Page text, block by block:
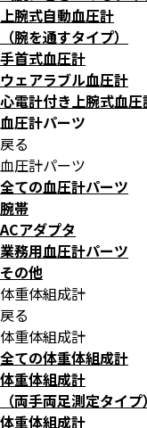
上腕式自動血圧計
（腕を通すタイプ）
手首式血圧計
ウェアラブル血圧計
心電計付き上腕式血圧
血圧計パーツ
戻る
血圧計パーツ
全ての血圧計パーツ
腕帯
ACアダプタ
業務用血圧計パーツ
その他
体重体組成計
戻る
体重体組成計
全ての体重体組成計
体重体組成計
（両手両足測定タイプ）
体重体組成計